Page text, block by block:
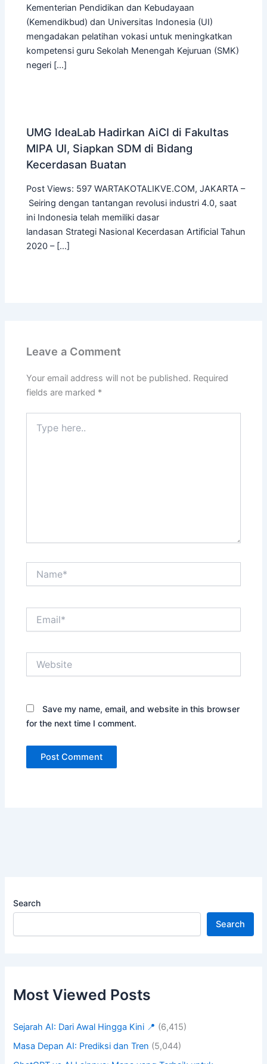
Kementerian Pendidikan dan Kebudayaan
(Kemendikbud) dan Universitas Indonesia (UI)
mengadakan pelatihan vokasi untuk meningkatkan
kompetensi guru Sekolah Menengah Kejuruan (SMK)
negeri […]
UMG IdeaLab Hadirkan AiCI di Fakultas
MIPA UI, Siapkan SDM di Bidang
Kecerdasan Buatan
Post Views: 597 WARTAKOTALIKVE.COM, JAKARTA –
Seiring dengan tantangan revolusi industri 4.0, saat
ini Indonesia telah memiliki dasar
landasan Strategi Nasional Kecerdasan Artificial Tahun
2020 – […]
Leave a Comment
Your email address will not be published. Required
fields are marked *
here..
Save my name, email, and website in this browser
for the next time I comment.
Search
Search
Most Viewed Posts
Sejarah AI: Dari Awal Hingga Kini 📍 (6,415)
Masa Depan AI: Prediksi dan Tren (5,044)